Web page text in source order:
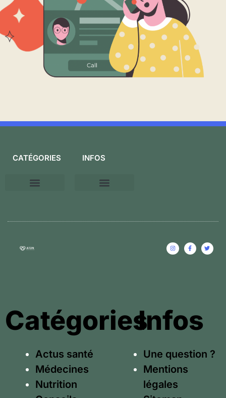
CATÉGORIES INFOS
Catégories
Actus santé
Médecines
Nutrition
Infos
Une question ?
Mentions
légales